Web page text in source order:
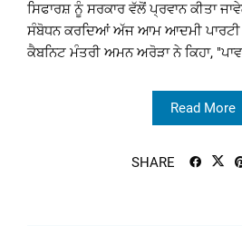
ਸਿਫਾਰਸ਼ ਨੂੰ ਸਰਕਾਰ ਵੱਲੋਂ ਪ੍ਰਵਾਨ ਕੀਤਾ
ਸੰਬੋਧਨ ਕਰਦਿਆਂ ਅੱਜ ਆਮ ਆਦਮੀ ਪਾਰਟੀ
ਕੈਬਨਿਟ ਮੰਤਰੀ ਅਮਨ ਅਰੋੜਾ ਨੇ ਕਿਹਾ,
Read More
SHARE